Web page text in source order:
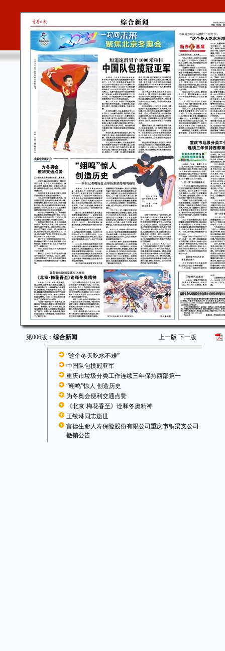
第006版： 综合新闻 上一版 下一版
“这个冬天吃水不难”
中国队包揽冠亚军
重庆市垃圾分类工作连续三年保持西部第一
“翊鸣”惊人 创造历史
为冬奥会便利交通点赞
《北京·梅花香至》诠释冬奥精神
王敏琳同志逝世
富德生命人寿保险股份有限公司重庆市铜梁支公司
撤销公告